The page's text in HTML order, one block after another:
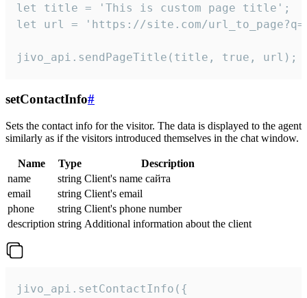
let title = 'This is custom page title';
let url = 'https://site.com/
jivo_api.sendPageTitle(title, true, url);
setContactInfo#
Sets the contact info for the visitor. The data is displayed to the agent
similarly as if the visitors introduced themselves in the chat window.
Name Type
Description
name
string Client's name сайта
email
string Client's email
phone
string Client's phone number
description string Additional information about the client
jivo_api.setContactInfo({